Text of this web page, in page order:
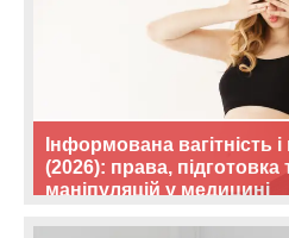
Інформована вагітність
(2026): права, підготовка
маніпуляцій у медицині